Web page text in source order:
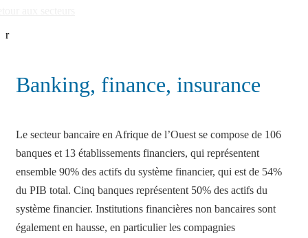
r
Banking, finance, insurance
Le secteur bancaire en Afrique de l’Ouest se compose de 106
banques et 13 établissements financiers, qui représentent
ensemble 90% des actifs du système financier, qui est de 54%
du PIB total. Cinq banques représentent 50% des actifs du
système financier. Institutions financières non bancaires sont
également en hausse, en particulier les compagnies